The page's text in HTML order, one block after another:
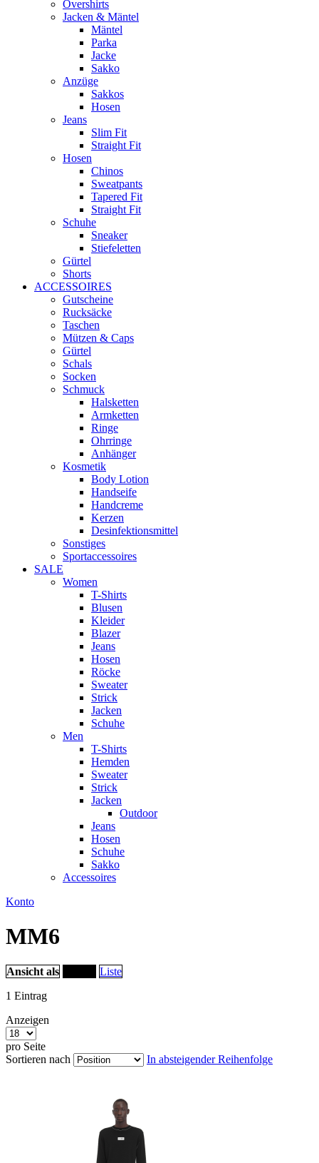
Overshirts
Jacken & Mäntel
Mäntel
Parka
Jacke
Sakko
Anzüge
Sakkos
Hosen
Jeans
Slim Fit
Straight Fit
Hosen
Chinos
Sweatpants
Tapered Fit
Straight Fit
Schuhe
Sneaker
Stiefeletten
Gürtel
Shorts
ACCESSOIRES
Gutscheine
Rucksäcke
Taschen
Mützen & Caps
Gürtel
Schals
Socken
Schmuck
Halsketten
Armketten
Ringe
Ohrringe
Anhänger
Kosmetik
Body Lotion
Handseife
Handcreme
Kerzen
Desinfektionsmittel
Sonstiges
Sportaccessoires
SALE
Women
T-Shirts
Blusen
Kleider
Blazer
Jeans
Hosen
Röcke
Sweater
Strick
Jacken
Schuhe
Men
T-Shirts
Hemden
Sweater
Strick
Jacken
Outdoor
Jeans
Hosen
Schuhe
Sakko
Accessoires
Konto
MM6
Ansicht als
Liste
1 Eintrag
Anzeigen
pro Seite
Sortieren nach
In absteigender Reihenfolge